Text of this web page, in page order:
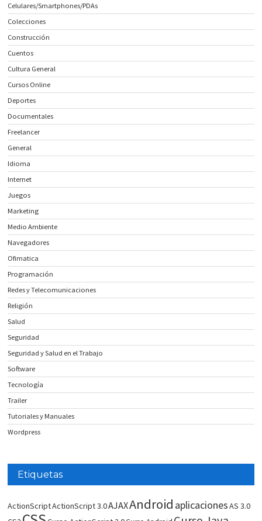
Celulares/Smartphones/PDAs
Colecciones
Construcción
Cuentos
Cultura General
Cursos Online
Deportes
Documentales
Freelancer
General
Idioma
Internet
Juegos
Marketing
Medio Ambiente
Navegadores
Ofimatica
Programación
Redes y Telecomunicaciones
Religión
Salud
Seguridad
Seguridad y Salud en el Trabajo
Software
Tecnología
Trailer
Tutoriales y Manuales
Wordpress
Etiquetas
ActionScriptActionScript 3.0AJAXAndroid aplicacionesAS 3.0